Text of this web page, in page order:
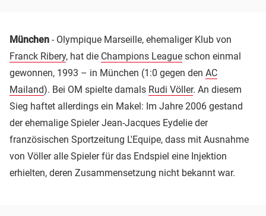
München - Olympique Marseille, ehemaliger Klub von
Franck Ribery, hat die Champions League schon einmal
gewonnen, 1993 – in München (1:0 gegen den AC
Mailand). Bei OM spielte damals Rudi Völler. An diesem
Sieg haftet allerdings ein Makel: Im Jahre 2006 gestand
der ehemalige Spieler Jean-Jacques Eydelie der
französischen Sportzeitung L'Equipe, dass mit Ausnahme
von Völler alle Spieler für das Endspiel eine Injektion
erhielten, deren Zusammensetzung nicht bekannt war.